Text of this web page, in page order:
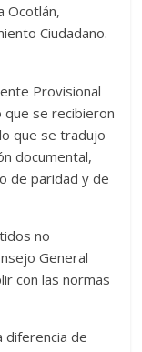
Ocotlán,
Ciudadano.
Provisional
que se recibieron
que se tradujo
documental,
de paridad y de
no
General
con las normas
diferencia de